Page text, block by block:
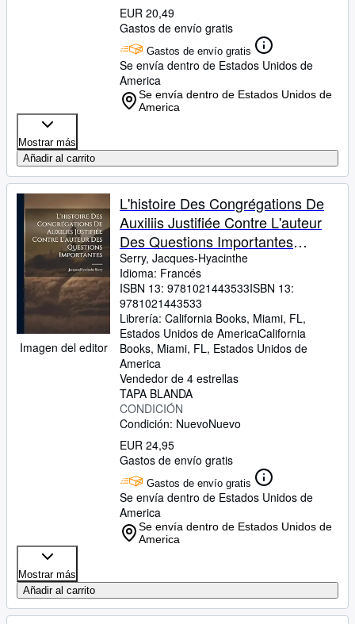
EUR 20,49
Gastos de envío gratis
Gastos de envío gratis
Se envía dentro de Estados Unidos de
America
Se envía dentro de Estados Unidos de
America
Mostrar más
Añadir al carrito
Imagen del editor
L'histoire Des Congrégations De
Auxiliis Justifiée Contre L'auteur
Des Questions Importantes
(French Edition)
Serry, Jacques-Hyacinthe
Idioma: Francés
ISBN 13: 9781021443533ISBN 13:
9781021443533
Librería: California Books, Miami, FL,
Estados Unidos de AmericaCalifornia
Books, Miami, FL, Estados Unidos de
America
Vendedor de 4 estrellas
TAPA BLANDA
CONDICIÓN
Condición: NuevoNuevo
EUR 24,95
Gastos de envío gratis
Gastos de envío gratis
Se envía dentro de Estados Unidos de
America
Se envía dentro de Estados Unidos de
America
Mostrar más
Añadir al carrito